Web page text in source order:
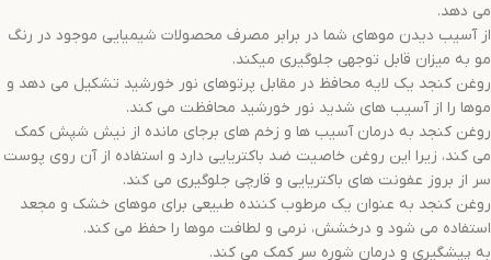
می دهد.
از آسیب دیدن موهای شما در برابر مصرف محصولات شیمیایی موجود در رنگ
مو به میزان قابل توجهی جلوگیری میکند.
روغن کنجد یک لایه محافظ در مقابل پرتوهای نور خورشید تشکیل می دهد و
موها را از آسیب های شدید نور خورشید محافظت می کند.
روغن کنجد به درمان آسیب ها و زخم های برجای مانده از نیش شپش کمک
می کند، زیرا این روغن خاصیت ضد باکتریایی دارد و استفاده از آن روی پوست
سر از بروز عفونت های باکتریایی و قارچی جلوگیری می کند.
روغن کنجد به عنوان یک مرطوب کننده طبیعی برای موهای خشک و مجعد
استفاده می شود و درخشش، نرمی و لطافت موها را حفظ می کند.
به پیشگیری و درمان شوره سر کمک می کند.